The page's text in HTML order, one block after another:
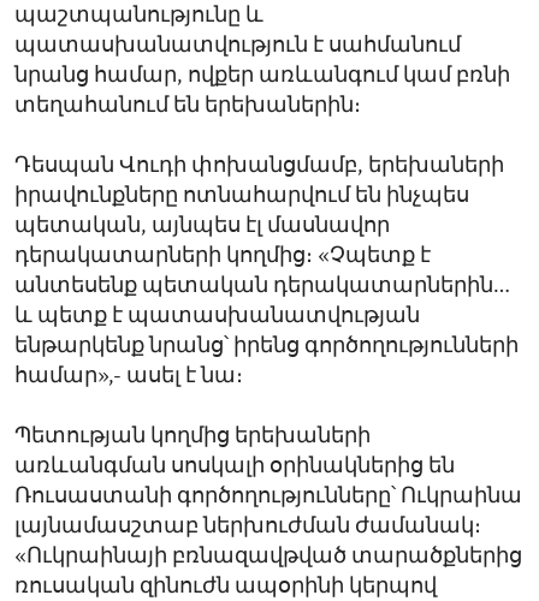
պաշտպանությունը և
պատասխանատվություն է սահմանում
նրանց համար, ովքեր առևանգում կամ բռնի
տեղահանում են երեխաներին։
Դեսպան Վուդի փոխանցմամբ, երեխաների
իրավունքները ոտնահարվում են ինչպես
պետական, այնպես էլ մասնավոր
դերակատարների կողմից։ «Չպետք է
անտեսենք պետական դերակատարներին…
և պետք է պատասխանատվության
ենթարկենք նրանց՝ իրենց գործողությունների
համար»,- ասել է նա։
Պետության կողմից երեխաների
առևանգման սոսկալի օրինակներից են
Ռուսաստանի գործողությունները՝ Ուկրաինա
լայնամասշտաբ ներխուժման ժամանակ։
«Ուկրաինայի բռնազավթված տարածքներից
ռուսական զինուժն ապօրինի կերպով